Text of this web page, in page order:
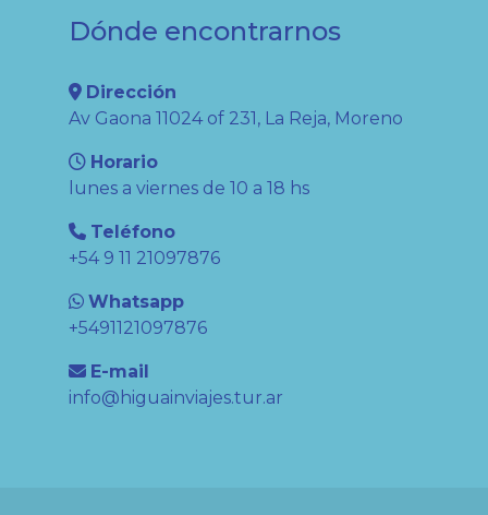
Dónde encontrarnos
Dirección
Av Gaona 11024 of 231, La Reja, Moreno
Horario
lunes a viernes de 10 a 18 hs
Teléfono
+54 9 11 21097876
Whatsapp
+5491121097876
E-mail
info@higuainviajes.tur.ar